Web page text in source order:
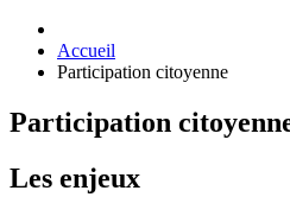
Accueil
Participation citoyenne
Participation
Les enjeux